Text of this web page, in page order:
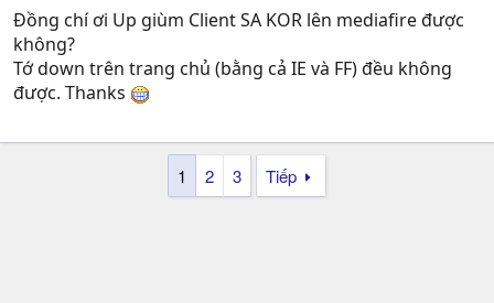
Đồng chí ơi Up giùm Client SA KOR lên mediafire được
không?
Tớ down trên trang chủ (bằng cả IE và FF) đều không
được. Thanks
1 2 3 Tiếp